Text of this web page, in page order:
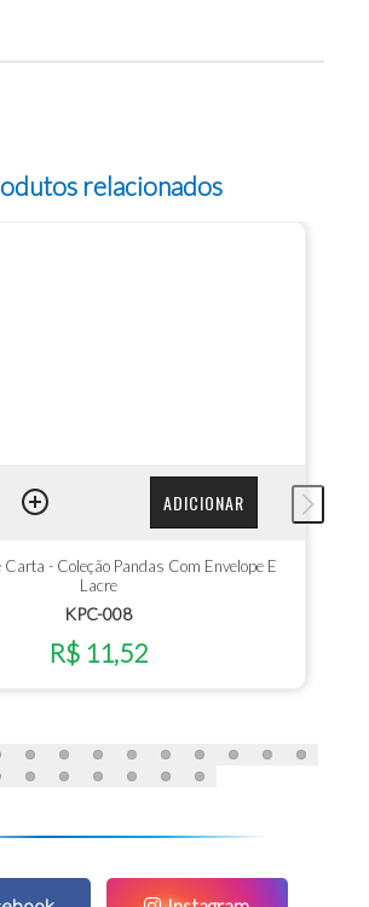
relacionados
ADICIONAR
Carta - Coleção Pandas Com Envelope E
Lacre
KPC-008
R$ 11,52